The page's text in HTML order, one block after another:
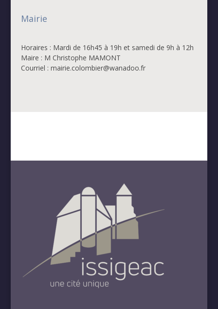
Mairie
Horaires : Mardi de 16h45 à 19h et samedi de 9h à 12h
Maire : M Christophe MAMONT
Courriel : mairie.colombier@wanadoo.fr